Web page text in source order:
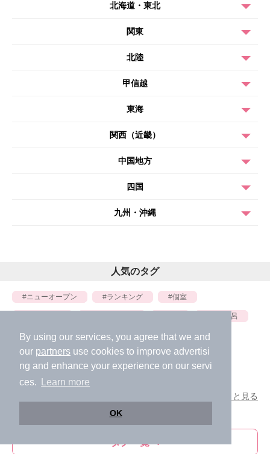
By using our services, you agree that we and
our partners use cookies to improve advertisi
ng and enhance your experience on our servi
ces.
Learn more
OK
北海道・東北
関東
北陸
甲信越
東海
関西（近畿）
中国地方
四国
九州・沖縄
人気のタグ
ニューオープン ランキング 個室
家族風呂
岩盤浴 サウナ 炭酸泉 横浜
ロウリュウ 絶景 ホテル イベント
もっと見る
タグ一覧へ